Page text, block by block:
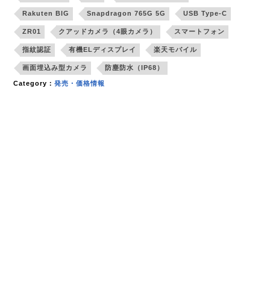
Rakuten BIG Snapdragon 765G 5G USB Type-C
ZR01 クアッドカメラ（4眼カメラ） スマートフォン
指紋認証 有機ELディスプレイ 楽天モバイル
画面埋込み型カメラ 防塵防水（IP68）
Category：発売・価格情報